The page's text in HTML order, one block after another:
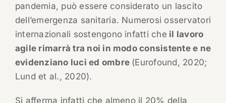
pandemia, può essere considerato un lascito
dell’emergenza sanitaria. Numerosi osservatori
internazionali sostengono infatti che il lavoro
agile rimarrà tra noi in modo consistente e ne
evidenziano luci ed ombre (Eurofound, 2020;
Lund et al., 2020).
Si afferma infatti che almeno il 20% della